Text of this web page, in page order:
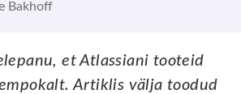
Bakhoff
et Atlassiani tooteid
Artiklis välja toodud